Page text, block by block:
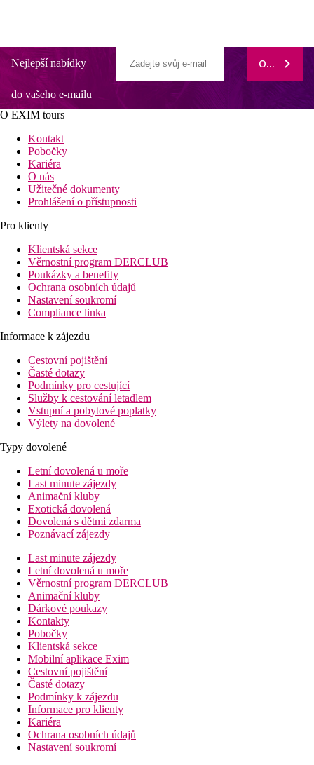
Nejlepší nabídky
do vašeho e-mailu
ODEBÍRAT
O EXIM tours
Kontakt
Pobočky
Kariéra
O nás
Užitečné dokumenty
Prohlášení o přístupnosti
Pro klienty
Klientská sekce
Věrnostní program DERCLUB
Poukázky a benefity
Ochrana osobních údajů
Nastavení soukromí
Compliance linka
Informace k zájezdu
Cestovní pojištění
Časté dotazy
Podmínky pro cestující
Služby k cestování letadlem
Vstupní a pobytové poplatky
Výlety na dovolené
Typy dovolené
Letní dovolená u moře
Last minute zájezdy
Animační kluby
Exotická dovolená
Dovolená s dětmi zdarma
Poznávací zájezdy
Last minute zájezdy
Letní dovolená u moře
Věrnostní program DERCLUB
Animační kluby
Dárkové poukazy
Kontakty
Pobočky
Klientská sekce
Mobilní aplikace Exim
Cestovní pojištění
Časté dotazy
Podmínky k zájezdu
Informace pro klienty
Kariéra
Ochrana osobních údajů
Nastavení soukromí